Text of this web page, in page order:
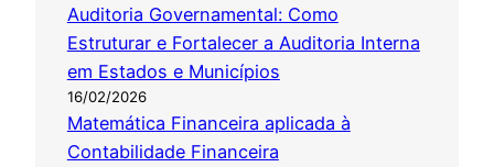
Auditoria Governamental: Como
Estruturar e Fortalecer a Auditoria Interna
em Estados e Municípios
16/02/2026
Matemática Financeira aplicada à
Contabilidade Financeira